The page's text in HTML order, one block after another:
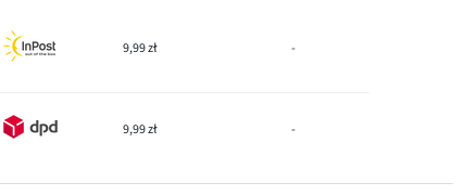
9,99 zł -
9,99 zł -